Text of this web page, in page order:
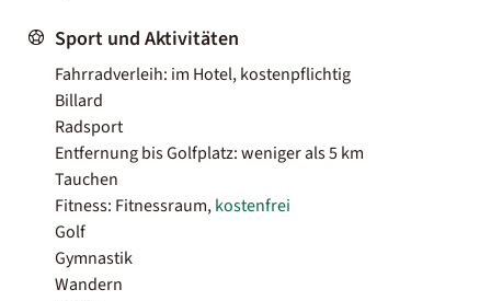
Sport und Aktivitäten
Fahrradverleih: im Hotel, kostenpflichtig
Billard
Radsport
Entfernung bis Golfplatz: weniger als 5 km
Tauchen
Fitness: Fitnessraum,kostenfrei
Golf
Gymnastik
Wandern